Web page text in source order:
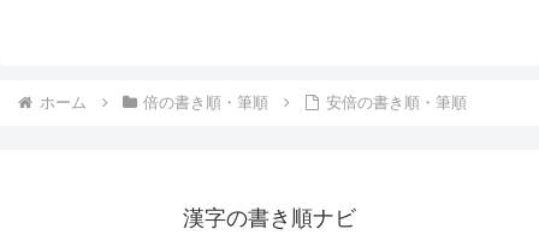
ホーム 倍の書き順・筆順 安倍の書き順・筆順
漢字の書き順ナビ